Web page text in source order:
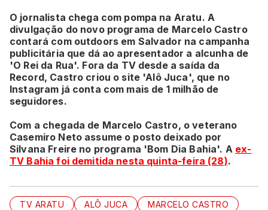
O jornalista chega com pompa na Aratu. A
divulgação do novo programa de Marcelo Castro
contará com outdoors em Salvador na campanha
publicitária que dá ao apresentador a alcunha de
'O Rei da Rua'. Fora da TV desde a saída da
Record, Castro criou o site 'Alô Juca', que no
Instagram já conta com mais de 1 milhão de
seguidores.
Com a chegada de Marcelo Castro, o veterano
Casemiro Neto assume o posto deixado por
Silvana Freire no programa 'Bom Dia Bahia'. A ex-
TV Bahia foi demitida nesta quinta-feira (28).
TV ARATU ALÔ JUCA MARCELO CASTRO